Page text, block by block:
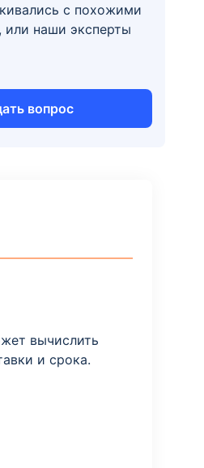
с похожими
или наши эксперты
вопрос
вычислить
и срока.